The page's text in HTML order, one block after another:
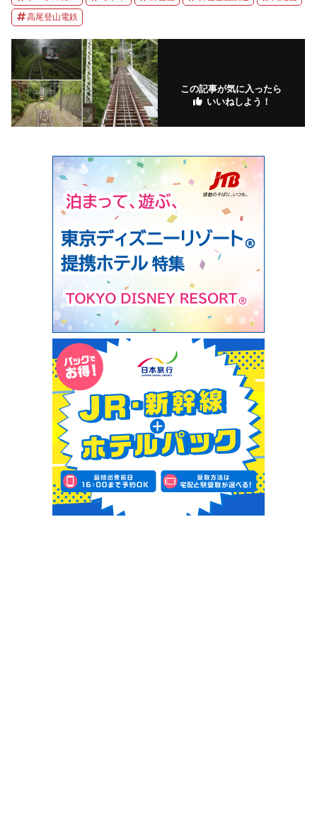
高尾登山電鉄
この記事が気に入ったら
いいねしよう！